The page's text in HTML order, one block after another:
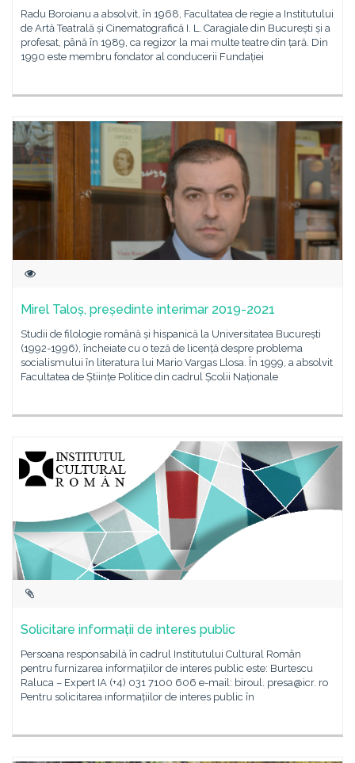
Radu Boroianu a absolvit, în 1968, Facultatea de regie a Institutului
de Artă Teatrală și Cinematografică I. L. Caragiale din București și a
profesat, până în 1989, ca regizor la mai multe teatre din țară. Din
1990 este membru fondator al conducerii Fundației
Mirel Taloș, președinte interimar 2019-2021
Studii de filologie română și hispanică la Universitatea București
(1992-1996), încheiate cu o teză de licență despre problema
socialismului în literatura lui Mario Vargas Llosa. În 1999, a absolvit
Facultatea de Științe Politice din cadrul Școlii Naționale
Solicitare informații de interes public
Persoana responsabilă în cadrul Institutului Cultural Român
pentru furnizarea informațiilor de interes public este: Burtescu
Raluca – Expert IA (+4) 031 7100 606 e-mail: biroul. presa@icr. ro
Pentru solicitarea informațiilor de interes public în